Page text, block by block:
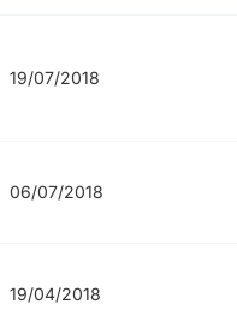
19/07/2018
06/07/2018
19/04/2018